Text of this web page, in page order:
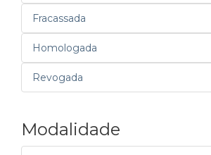
Fracassada
Homologada
Revogada
Modalidade